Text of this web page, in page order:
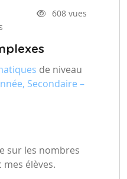
608 vues
de niveau
Secondaire –
sur les nombres
élèves.